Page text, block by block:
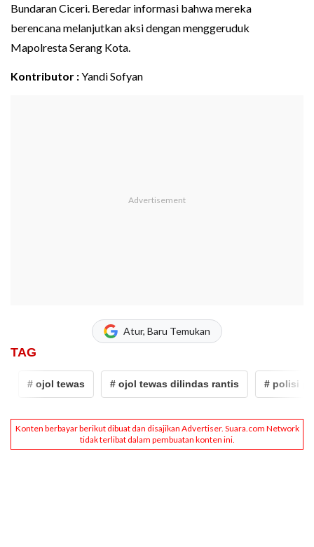
Bundaran Ciceri. Beredar informasi bahwa mereka
berencana melanjutkan aksi dengan menggeruduk
Mapolresta Serang Kota.
Kontributor :Yandi Sofyan
Atur, Baru Temukan
TAG
ojol tewas # ojol tewas dilindas rantis # polisi